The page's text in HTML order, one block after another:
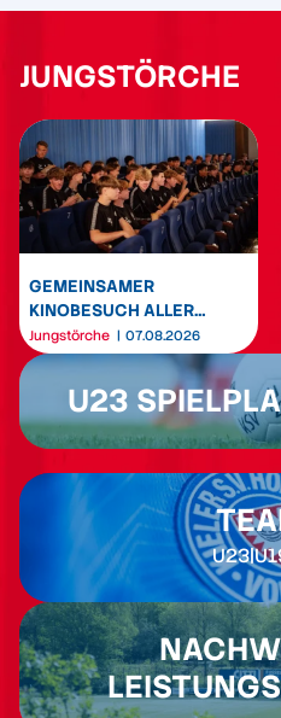
JUNGSTÖRCHE
GEMEINSAMER
KINOBESUCH ALLER
NACHWUCHSTEAMS DER
KSV HOLSTEIN
Jungstörche 07.08.2026
U23
U23|